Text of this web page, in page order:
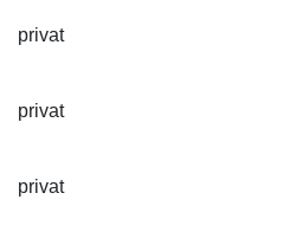
privat
privat
privat